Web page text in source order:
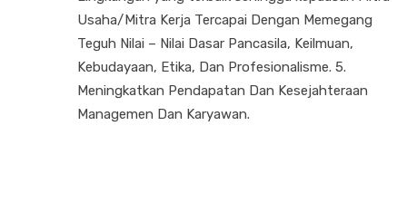
Usaha/Mitra Kerja Tercapai Dengan Memegang
Teguh Nilai – Nilai Dasar Pancasila, Keilmuan,
Kebudayaan, Etika, Dan Profesionalisme. 5.
Meningkatkan Pendapatan Dan Kesejahteraan
Managemen Dan Karyawan.